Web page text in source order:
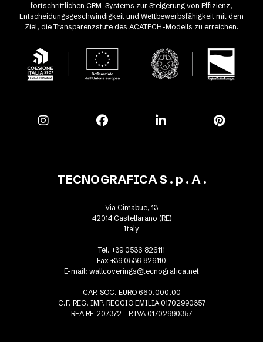
fortschrittlichen CRM-Systems zur Steigerung von Effizienz,
Entscheidungsgeschwindigkeit und Wettbewerbsfähigkeit mit dem
Ziel, die Transparenzstufe des ACATECH-Modells zu erreichen.
TECNOGRAFICA S . p . A .
Via Cimabue, 13
42014 Castellarano (RE)
Italy
Tel. +39 0536 826111
Fax +39 0536 826110
E-mail: wallcoverings@tecnografica.net
CAP. SOC. EURO 660.000,00
C.F. REG. IMP. REGGIO EMILIA 01702990357
REA RE-207372 - P.IVA 01702990357